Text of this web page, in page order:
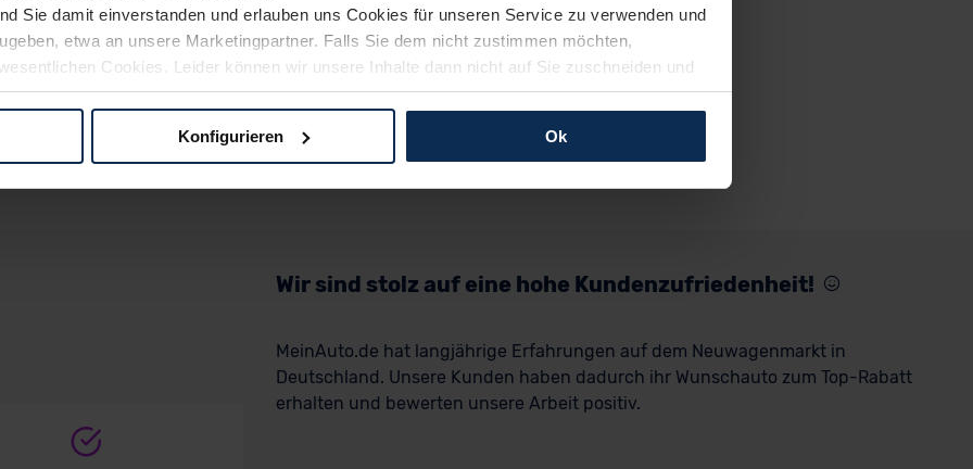
Sie damit einverstanden und erlauben uns Cookies für unseren Service zu verwenden und
etwa an unsere Marketingpartner. Falls Sie dem nicht zustimmen möchten,
Cookies. Leider können wir unsere Inhalte dann nicht auf Sie zuschneiden und
Weg zu Ihrem Neuwagen unterstützen. Sie können die Einstellungen jederzeit anpassen
Sie hierzu Ihre Einwilligung freiwillig erteilen. Nähere Informationen zu den bestehenden
Konfigurieren Ok
Wir sind stolz auf eine hohe Kundenzufriedenheit!
MeinAuto.de hat langjährige Erfahrungen auf dem Neuwagenmarkt in
Deutschland. Unsere Kunden haben dadurch ihr Wunschauto zum Top-Rabatt
erhalten und bewerten unsere Arbeit positiv.